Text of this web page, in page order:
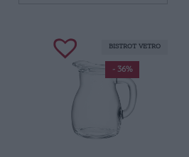
- 36%
BISTROT VETRO